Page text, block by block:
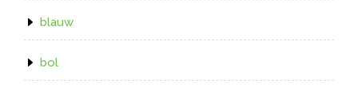
blauw
bol